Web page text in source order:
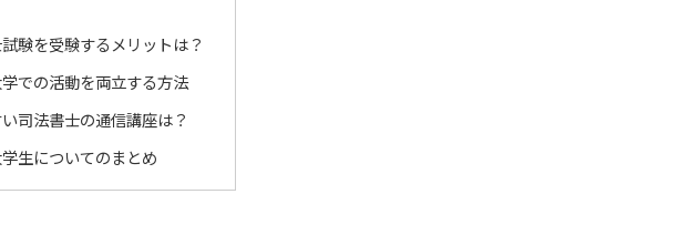
験を受験するメリットは？
での活動を両立する方法
司法書士の通信講座は？
生についてのまとめ